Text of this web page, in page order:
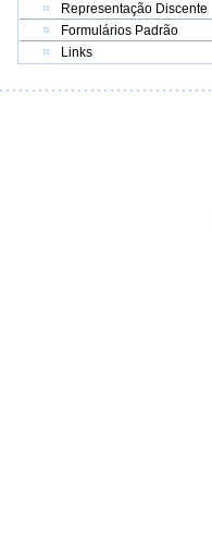
Representação Discente
Formulários Padrão
Links